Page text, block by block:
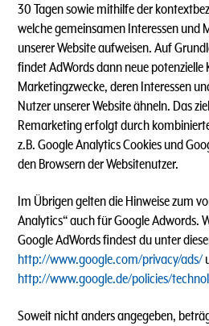
30 Tagen sowie mithilfe der
welche gemeinsamen Interessen und
unserer Website aufweisen. Auf
findet AdWords dann neue potenzielle
Marketingzwecke, deren Interessen
Nutzer unserer Website ähneln. Das
Remarketing erfolgt durch
z.B. Google Analytics Cookies und
den Browsern der Websitenutzer.
Im Übrigen gelten die Hinweise zum
Analytics“ auch für Google Adwords.
Google AdWords findest du unter
http://www.google.com/privacy/ads/
http://www.google.de/policies/
Soweit nicht anders angegeben,